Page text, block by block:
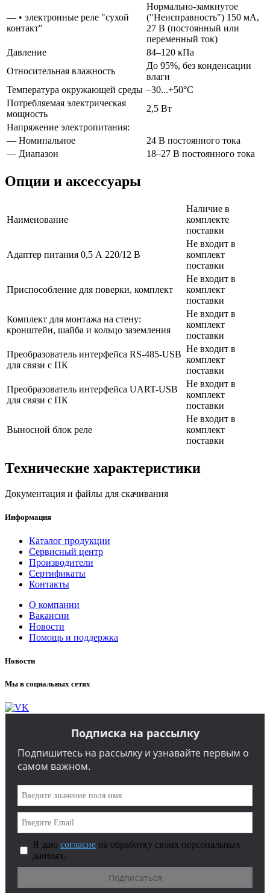
— • электронные реле "сухой
контакт"
Нормально-замкнутое
("Неисправность") 150 мА,
27 В (постоянный или
переменный ток)
Давление
84–120 кПа
Относительная влажность
До 95%, без конденсации
влаги
Температура окружающей среды –30...+50°С
Потребляемая электрическая
мощность
2,5 Вт
Напряжение электропитания:
— Номинальное
24 В постоянного тока
— Диапазон
18–27 В постоянного тока
Опции и аксессуары
Наименование
Наличие в
комплекте
поставки
Адаптер питания 0,5 А 220/12 В
Не входит в
комплект
поставки
Приспособление для поверки, комплект
Не входит в
комплект
поставки
Комплект для монтажа на стену:
кронштейн, шайба и кольцо заземления
Не входит в
комплект
поставки
Преобразователь интерфейса RS-485-USB
для связи с ПК
Не входит в
комплект
поставки
Преобразователь интерфейса UART-USB
для связи с ПК
Не входит в
комплект
поставки
Выносной блок реле
Не входит в
комплект
поставки
Технические характеристики
Документация и файлы для скачивания
Информация
Каталог продукции
Сервисный центр
Производители
Сертификаты
Контакты
О компании
Вакансии
Новости
Помощь и поддержка
Новости
Мы в социальных сетях
Подписка на рассылку
Подпишитесь на рассылку и узнавайте первым о
самом важном.
Я даю согласие на обработку своих персональных
данных.